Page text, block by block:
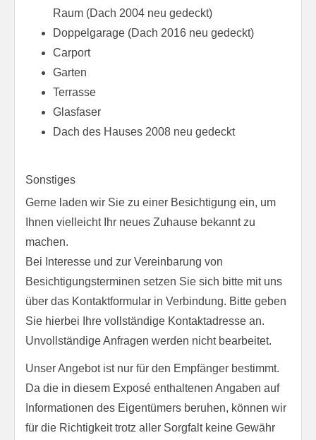
Raum (Dach 2004 neu gedeckt)
Doppelgarage (Dach 2016 neu gedeckt)
Carport
Garten
Terrasse
Glasfaser
Dach des Hauses 2008 neu gedeckt
Sonstiges
Gerne laden wir Sie zu einer Besichtigung ein, um
Ihnen vielleicht Ihr neues Zuhause bekannt zu
machen.
Bei Interesse und zur Vereinbarung von
Besichtigungsterminen setzen Sie sich bitte mit uns
über das Kontaktformular in Verbindung. Bitte geben
Sie hierbei Ihre vollständige Kontaktadresse an.
Unvollständige Anfragen werden nicht bearbeitet.
Unser Angebot ist nur für den Empfänger bestimmt.
Da die in diesem Exposé enthaltenen Angaben auf
Informationen des Eigentümers beruhen, können wir
für die Richtigkeit trotz aller Sorgfalt keine Gewähr